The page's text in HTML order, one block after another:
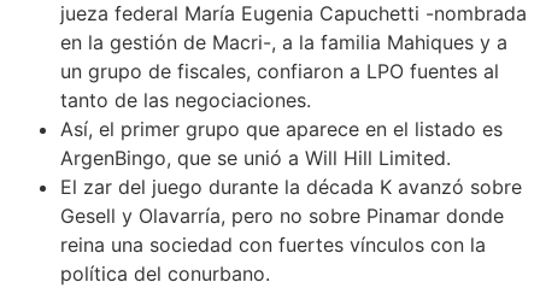
jueza federal María Eugenia Capuchetti -nombrada
en la gestión de Macri-, a la familia Mahiques y a
un grupo de fiscales, confiaron a LPO fuentes al
tanto de las negociaciones.
Así, el primer grupo que aparece en el listado es
ArgenBingo, que se unió a Will Hill Limited.
El zar del juego durante la década K avanzó sobre
Gesell y Olavarría, pero no sobre Pinamar donde
reina una sociedad con fuertes vínculos con la
política del conurbano.